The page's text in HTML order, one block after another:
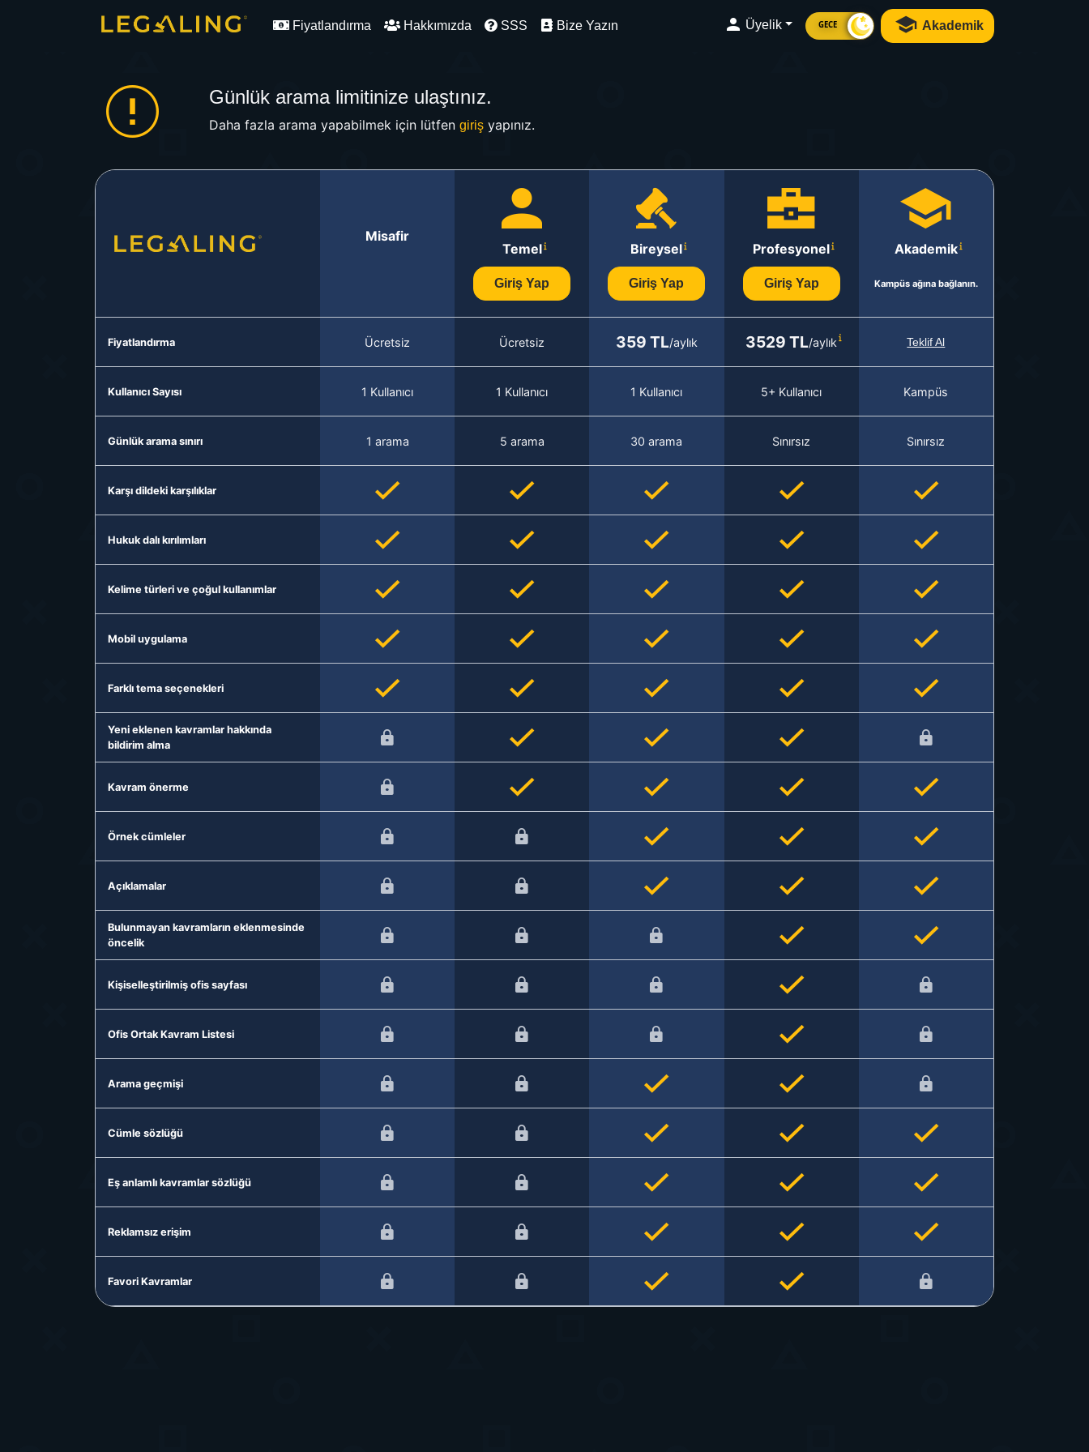
Fiyatlandırma Hakkımızda SSS Bize Yazın Üyelik GECE Akademik
Günlük arama limitinize ulaştınız.
Daha fazla arama yapabilmek için lütfen girişyapınız.
Misafir
Temel
Giriş Yap
Bireysel
Giriş Yap
Profesyonel
Giriş Yap
Akademik
Kampüs ağına bağlanın.
Fiyatlandırma Ücretsiz Ücretsiz 359 TL/aylık 3529 TL/aylık Teklif Al
Kullanıcı Sayısı 1 Kullanıcı 1 Kullanıcı 1 Kullanıcı 5+ Kullanıcı Kampüs
Günlük arama sınırı 1 arama 5 arama 30 arama Sınırsız Sınırsız
Karşı dildeki karşılıklar
Hukuk dalı kırılımları
Kelime türleri ve çoğul kullanımlar
Mobil uygulama
Farklı tema seçenekleri
Yeni eklenen kavramlar hakkında
bildirim alma
Kavram önerme
Örnek cümleler
Açıklamalar
Bulunmayan kavramların eklenmesinde
öncelik
Kişiselleştirilmiş ofis sayfası
Ofis Ortak Kavram Listesi
Arama geçmişi
Cümle sözlüğü
Eş anlamlı kavramlar sözlüğü
Reklamsız erişim
Favori Kavramlar